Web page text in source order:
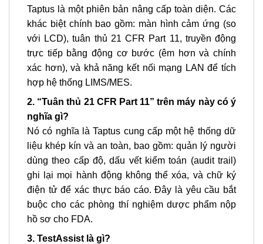
Taptus là một phiên bản nâng cấp toàn diện. Các
khác biệt chính bao gồm: màn hình cảm ứng (so
với LCD), tuân thủ 21 CFR Part 11, truyền động
trực tiếp bằng động cơ bước (êm hơn và chính
xác hơn), và khả năng kết nối mạng LAN để tích
hợp hệ thống LIMS/MES.
2. “Tuân thủ 21 CFR Part 11” trên máy này có ý
nghĩa gì?
Nó có nghĩa là Taptus cung cấp một hệ thống dữ
liệu khép kín và an toàn, bao gồm: quản lý người
dùng theo cấp độ, dấu vết kiểm toán (audit trail)
ghi lại mọi hành động không thể xóa, và chữ ký
điện tử để xác thực báo cáo. Đây là yêu cầu bắt
buộc cho các phòng thí nghiệm dược phẩm nộp
hồ sơ cho FDA.
3. TestAssist là gì?